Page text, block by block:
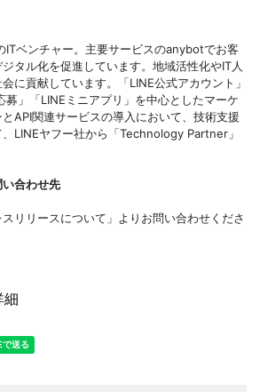
ITベンチャー。主要サービスのanybotでお客
タル化を促進しています。地域活性化やIT人
に貢献しています。「LINE公式アカウント」
募」「LINEミニアプリ」を中心としたマーケ
API関連サービスの導入において、技術支援
LINEヤフー社から「Technology Partner」
合わせ先
リリースについて」よりお問い合わせくださ
細